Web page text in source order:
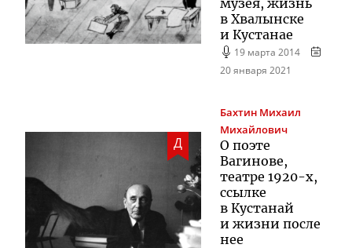
в Хвалынске
и Кустанае
19 марта 2014
20 января 2021
Д
Бахтин Михаил
Михайлович
О поэте
Вагинове,
театре 1920-х,
ссылке
в Кустанай
и жизни после
нее